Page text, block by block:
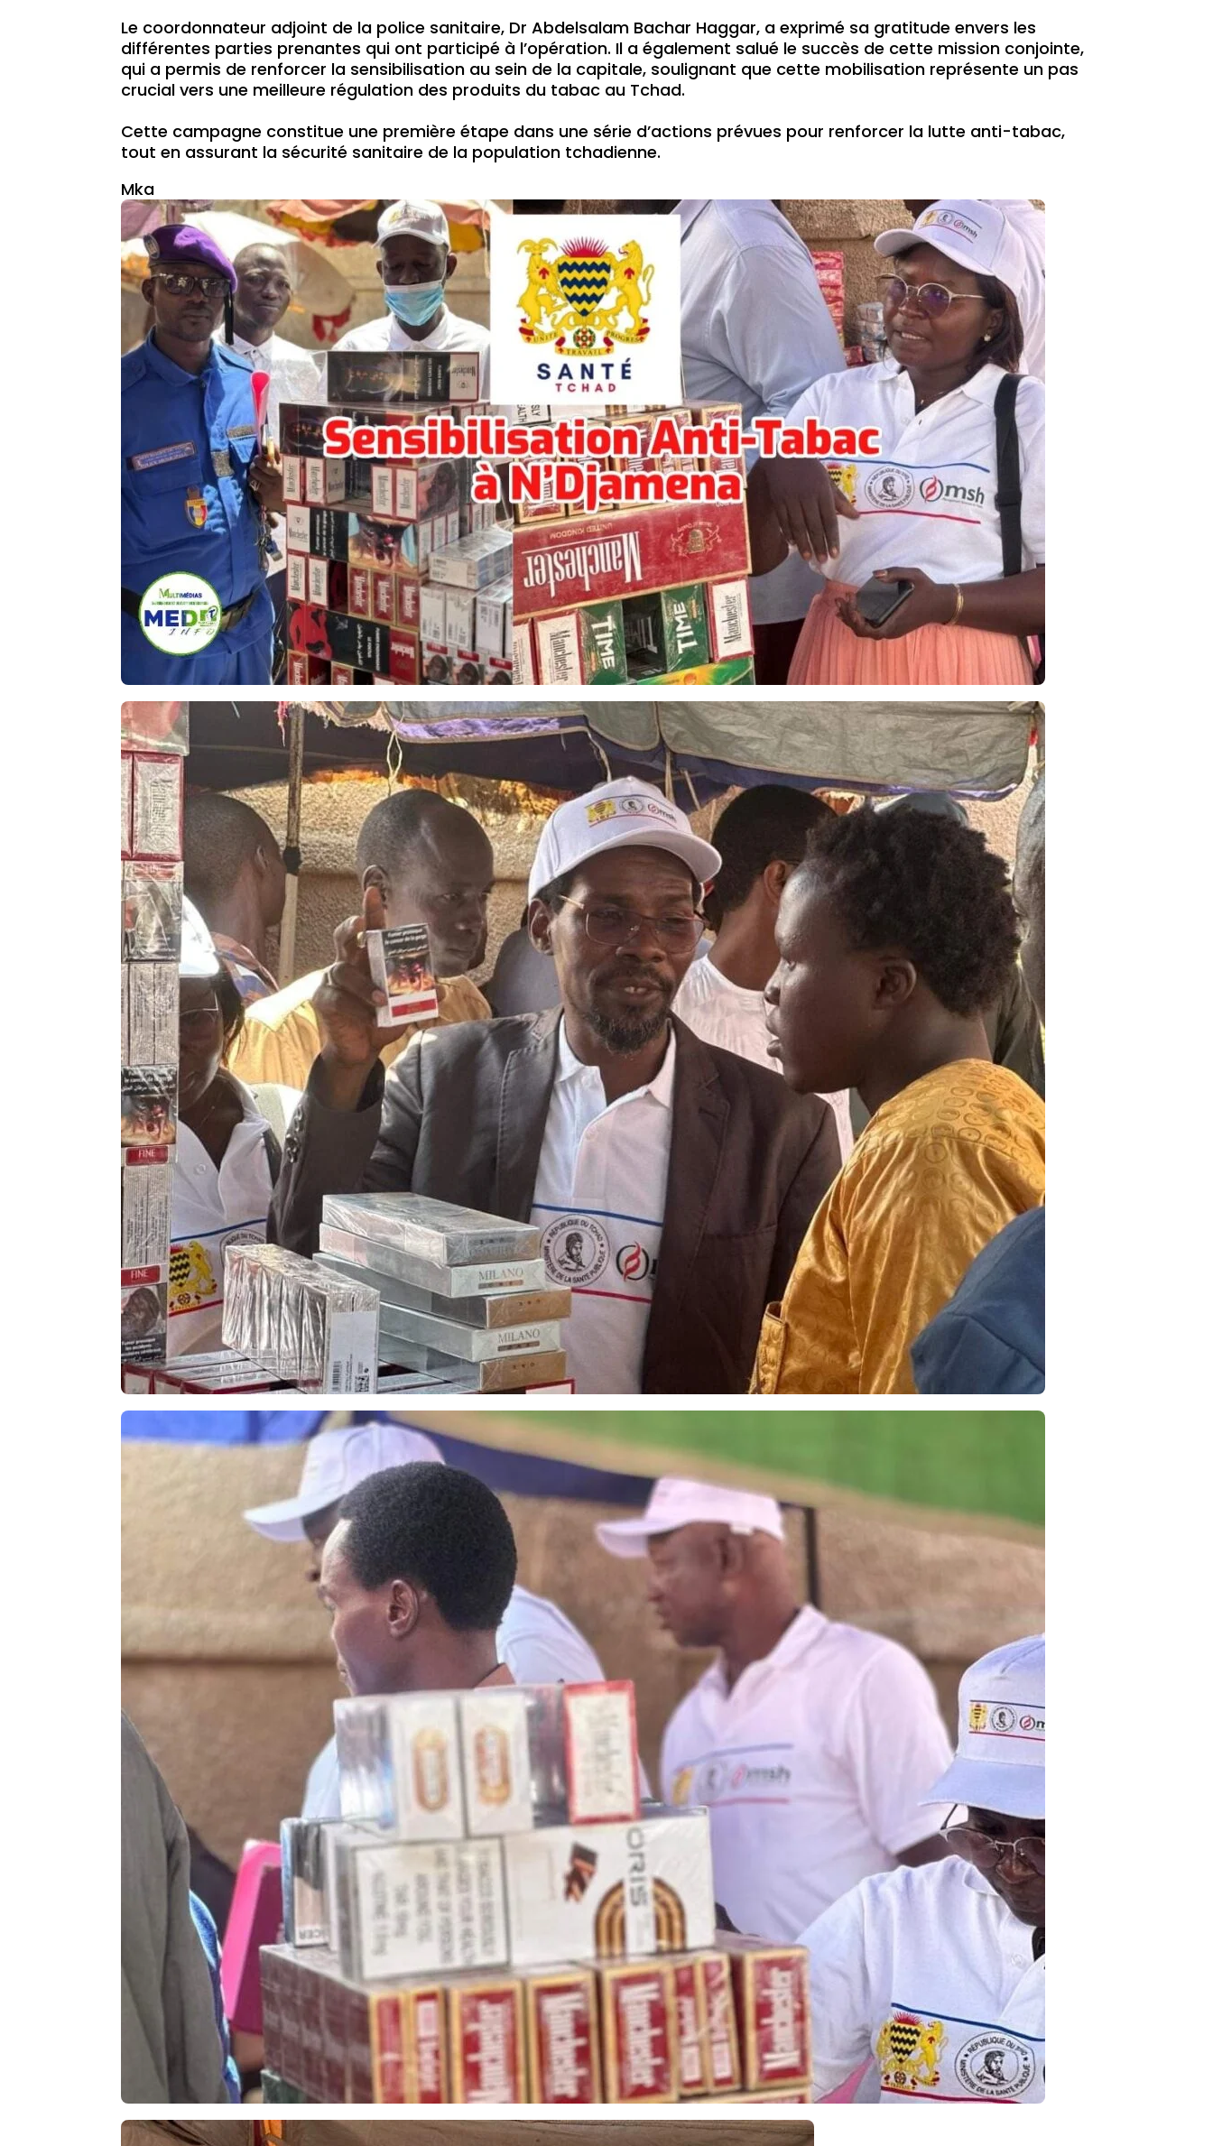
Le coordonnateur adjoint de la police sanitaire, Dr Abdelsalam Bachar Haggar, a exprimé sa gratitude envers les
différentes parties prenantes qui ont participé à l’opération. Il a également salué le succès de cette mission conjointe,
qui a permis de renforcer la sensibilisation au sein de la capitale, soulignant que cette mobilisation représente un pas
crucial vers une meilleure régulation des produits du tabac au Tchad.
Cette campagne constitue une première étape dans une série d’actions prévues pour renforcer la lutte anti-tabac,
tout en assurant la sécurité sanitaire de la population tchadienne.
Mka